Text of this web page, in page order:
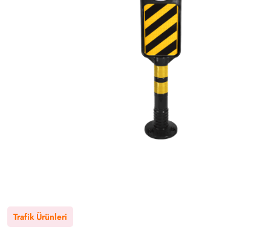
Trafik Ürünleri